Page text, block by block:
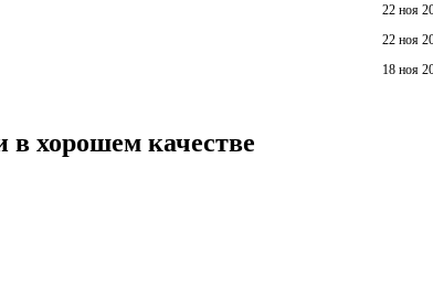
22 ноя
22 ноя
18 ноя
в хорошем качестве